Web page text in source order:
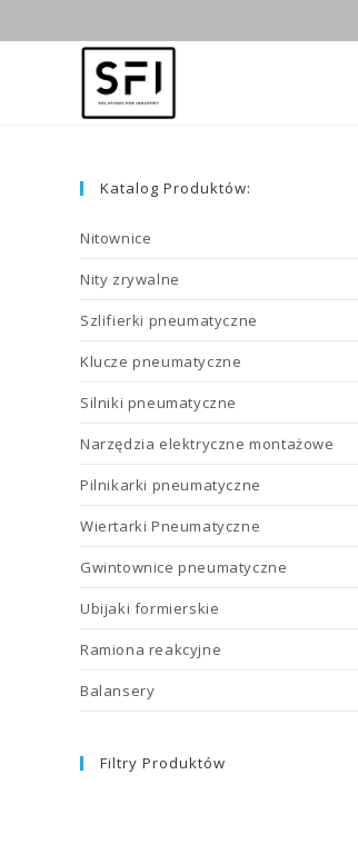
to
Katalog Produktów:
Nitownice
Nity zrywalne
Szlifierki pneumatyczne
Klucze pneumatyczne
Silniki pneumatyczne
Narzędzia elektryczne montażowe
Pilnikarki pneumatyczne
Wiertarki Pneumatyczne
Gwintownice pneumatyczne
Ubijaki formierskie
Ramiona reakcyjne
Balansery
Filtry Produktów